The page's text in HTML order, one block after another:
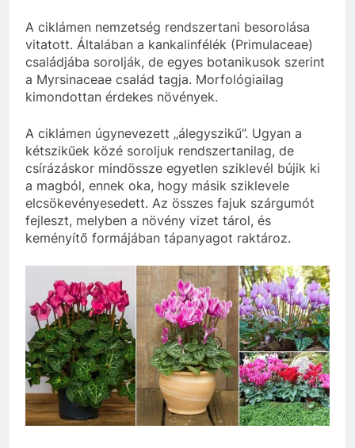
A ciklámen nemzetség rendszertani besorolása
vitatott. Általában a kankalinfélék (Primulaceae)
családjába sorolják, de egyes botanikusok szerint
a Myrsinaceae család tagja. Morfológiailag
kimondottan érdekes növények.
A ciklámen úgynevezett „álegyszikű”. Ugyan a
kétszikűek közé soroljuk rendszertanilag, de
csírázáskor mindössze egyetlen sziklevél bújik ki
a magból, ennek oka, hogy másik sziklevele
elcsökevényesedett. Az összes fajuk szárgumót
fejleszt, melyben a növény vizet tárol, és
keményítő formájában tápanyagot raktároz.